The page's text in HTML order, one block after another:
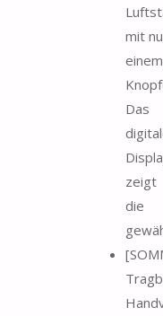
mit
einem
Das
zeigt
die